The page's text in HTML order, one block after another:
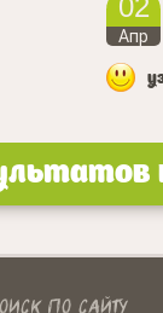
02
Апр
ПО САЙТУ